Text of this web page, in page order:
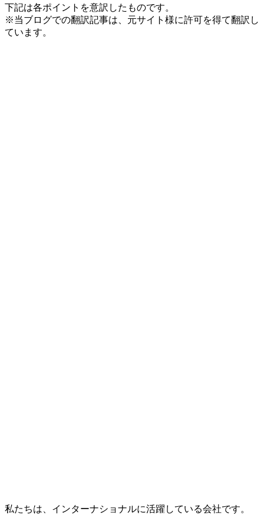
下記は各ポイントを意訳したものです。
※当ブログでの翻訳記事は、元サイト様に許可を得て翻訳し
ています。
私たちは、インターナショナルに活躍している会社です。